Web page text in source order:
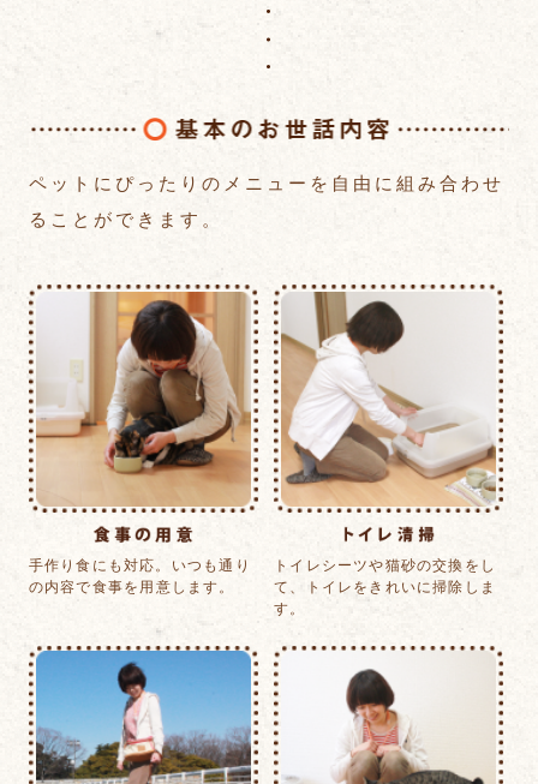
ペットにぴったりのメニューを自由に組み合わせ
ることができます。
手作り食にも対応。 いつも通り
の内容で食事を用意します。
トイレシーツや猫砂の交換をし
て、トイレを きれいに掃除しま
す。